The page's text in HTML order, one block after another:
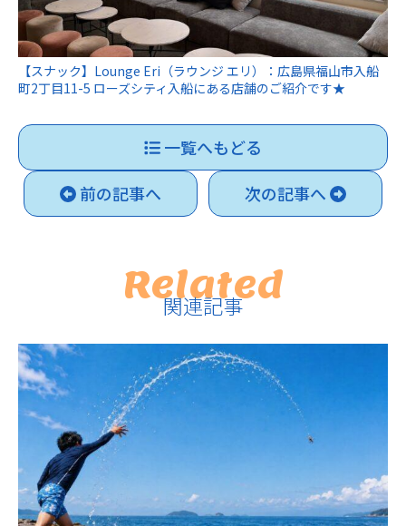
【スナック】Lounge Eri（ラウンジ エリ）：広島県福山市入船
町2丁目11-5 ローズシティ入船にある店舗のご紹介です★
一覧へもどる
前の記事へ
次の記事へ
Related
関連記事